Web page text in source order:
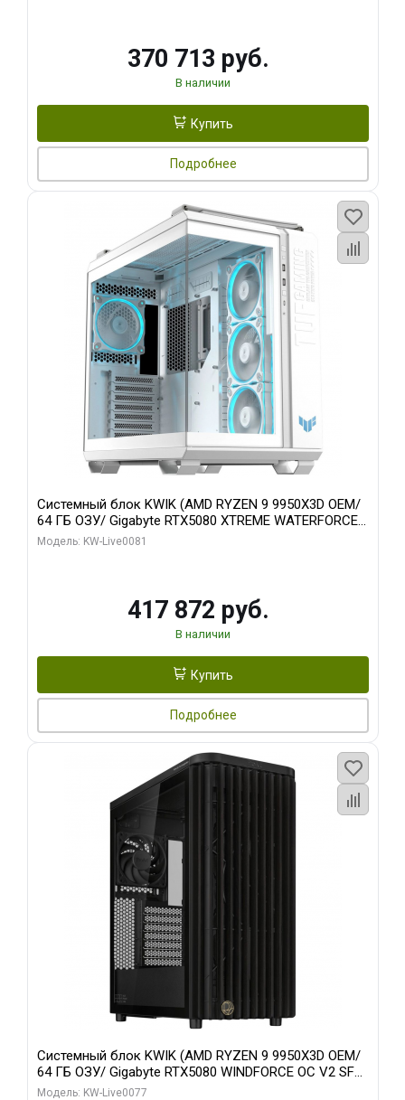
370 713 руб.
В наличии
Купить
Подробнее
Системный блок KWIK (AMD RYZEN 9 9950X3D OEM/
64 ГБ ОЗУ/ Gigabyte RTX5080 XTREME WATERFORCE
16GB GDDR7 256bit/ 1 ТБ SSD)
Модель: KW-Live0081
417 872 руб.
В наличии
Купить
Подробнее
Системный блок KWIK (AMD RYZEN 9 9950X3D OEM/
64 ГБ ОЗУ/ Gigabyte RTX5080 WINDFORCE OC V2 SFF
16GB GDDR7 256b/ 960 ГБ SSD)
Модель: KW-Live0077